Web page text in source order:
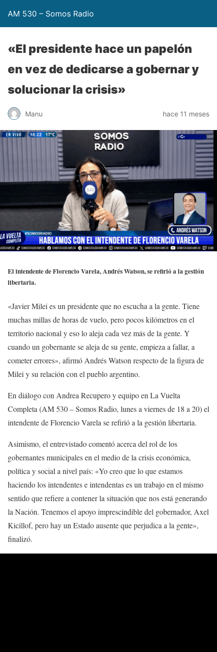
AM 530 – Somos Radio
«El presidente hace un papelón
en vez de dedicarse a gobernar y
solucionar la crisis»
Manu hace 11 meses
El intendente de Florencio Varela, Andrés Watson, se refirió a la gestión
libertaria.
«Javier Milei es un presidente que no escucha a la gente. Tiene
muchas millas de horas de vuelo, pero pocos kilómetros en el
territorio nacional y eso lo aleja cada vez más de la gente. Y
cuando un gobernante se aleja de su gente, empieza a fallar, a
cometer errores», afirmó Andrés Watson respecto de la figura de
Milei y su relación con el pueblo argentino.
En diálogo con Andrea Recupero y equipo en La Vuelta
Completa (AM 530 – Somos Radio, lunes a viernes de 18 a 20) el
intendente de Florencio Varela se refirió a la gestión libertaria.
Asimismo, el entrevistado comentó acerca del rol de los
gobernantes municipales en el medio de la crisis económica,
política y social a nivel país: «Yo creo que lo que estamos
haciendo los intendentes e intendentas es un trabajo en el mismo
sentido que refiere a contener la situación que nos está generando
la Nación. Tenemos el apoyo imprescindible del gobernador, Axel
Kicillof, pero hay un Estado ausente que perjudica a la gente»,
finalizó.